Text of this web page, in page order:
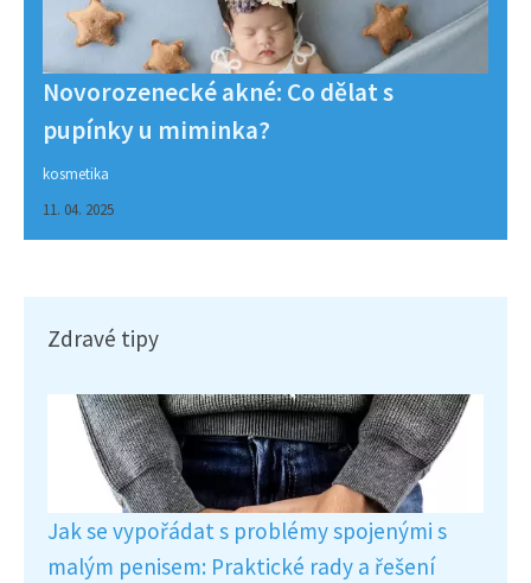
Novorozenecké akné: Co dělat s
pupínky u miminka?
kosmetika
11. 04. 2025
Zdravé tipy
Jak se vypořádat s problémy spojenými s
malým penisem: Praktické rady a řešení